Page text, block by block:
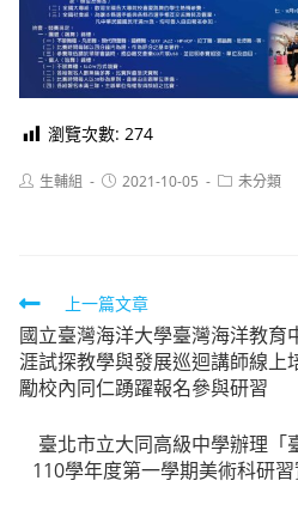
瀏覽次數: 274
Post生輔組
Post2021-10-05
Post未分類
Read
more
articles
上一篇文章
國立臺灣海洋大學臺灣海洋教育
涯試探教學與發展巡迴講師線上
勵校內同仁踴躍報名參與研習
臺北市立大同高級中學辦理「
110學年度第一學期美術科研